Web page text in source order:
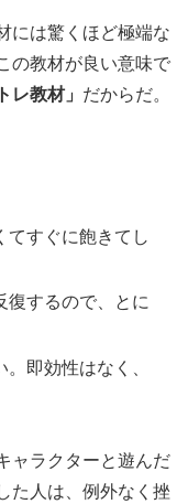
には驚くほど極端な
の教材が良い意味で
レ教材」 だからだ。
てすぐに飽きてし
復するので、とに
。即効性はなく、
ャラクターと遊んだ
た人は、例外なく挫